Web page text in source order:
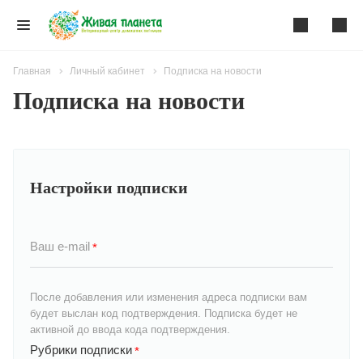
Главная Личный кабинет Подписка на новости
Подписка на новости
Настройки подписки
Ваш e-mail*
После добавления или изменения адреса подписки вам
будет выслан код подтверждения. Подписка будет не
активной до ввода кода подтверждения.
Рубрики подписки*